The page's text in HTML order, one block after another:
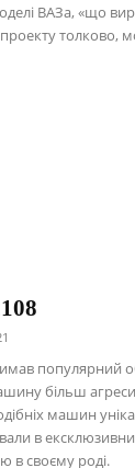
ВАЗа, «що
толково,
популярний
більш
машин
в
в своєму роді.